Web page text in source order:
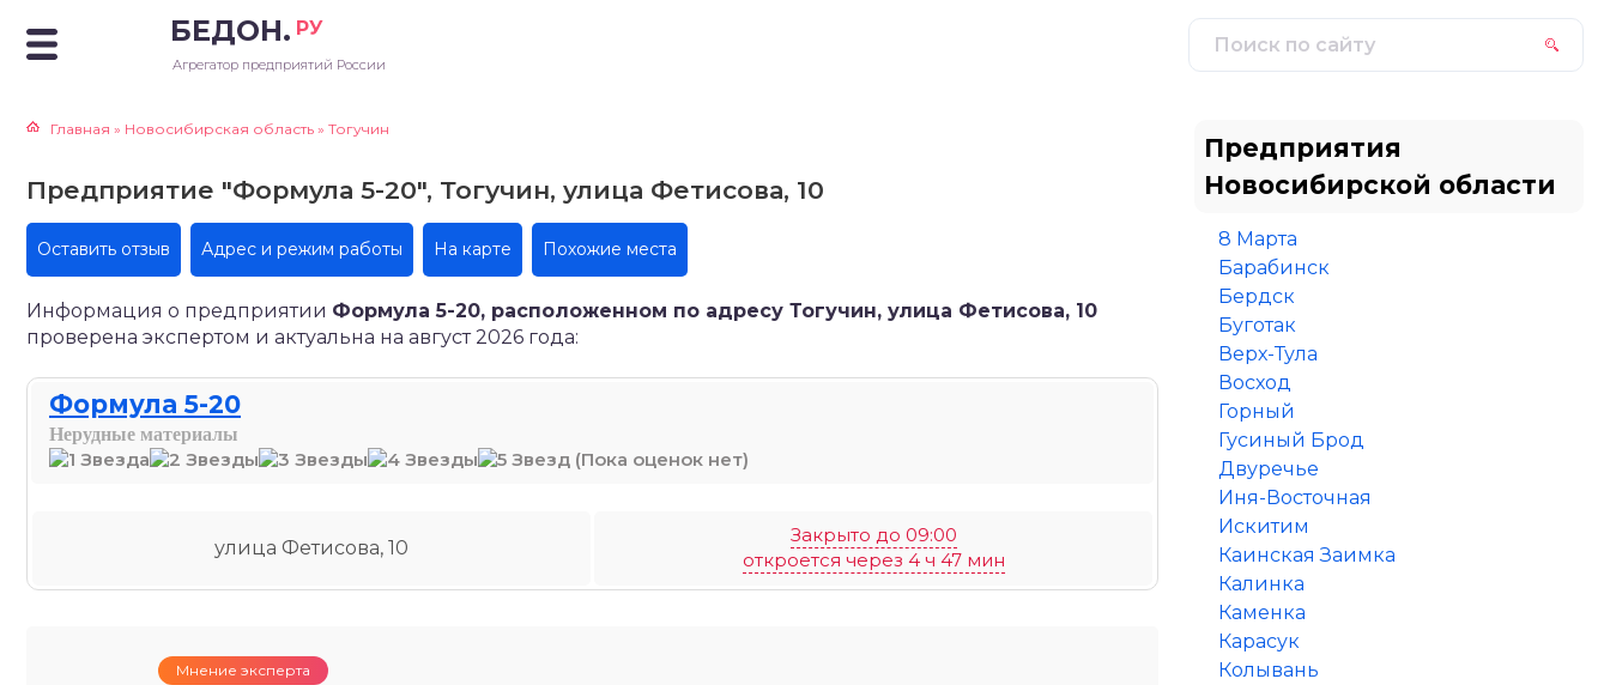
БЕДОН. РУ
Агрегатор предприятий России
Главная » Новосибирская область » Тогучин
Предприятие "Формула 5-20", Тогучин, улица Фетисова, 10
Оставить отзыв Адрес и режим работы На карте Похожие места
Информация о предприятии Формула 5-20, расположенном по адресу Тогучин, улица Фетисова, 10
проверена экспертом и актуальна на август 2026 года:
Формула 5-20
Нерудные материалы
(Пока оценок нет)
улица Фетисова, 10
Закрыто до 09:00
откроется через 4 ч 47 мин
Мнение эксперта
Предприятия
Новосибирской области
8 Марта
Барабинск
Бердск
Буготак
Верх-Тула
Восход
Горный
Гусиный Брод
Двуречье
Иня-Восточная
Искитим
Каинская Заимка
Калинка
Каменка
Карасук
Колывань